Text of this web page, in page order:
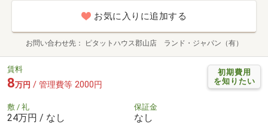
お気に入りに追加する
お問い合わせ先 ピタットハウス郡山店 ランド・ジャパン（有）
初期費用
を知りたい
賃料
8万円 / 管理費等 2000円
敷 / 礼
24万円 / なし
保証金
なし